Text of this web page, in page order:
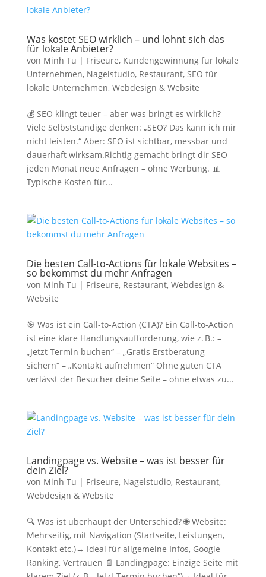
Was kostet SEO wirklich – und lohnt sich das
für lokale Anbieter?
von Minh Tu | Friseure, Kundengewinnung für lokale
Unternehmen, Nagelstudio, Restaurant, SEO für
lokale Unternehmen, Webdesign & Website
💰 SEO klingt teuer – aber was bringt es wirklich?
Viele Selbstständige denken: „SEO? Das kann ich mir
nicht leisten.“ Aber: SEO ist sichtbar, messbar und
dauerhaft wirksam.Richtig gemacht bringt dir SEO
jeden Monat neue Anfragen – ohne Werbung. 📊
Typische Kosten für...
Die besten Call-to-Actions für lokale Websites –
so bekommst du mehr Anfragen
von Minh Tu | Friseure, Restaurant, Webdesign &
Website
🎯 Was ist ein Call-to-Action (CTA)? Ein Call-to-Action
ist eine klare Handlungsaufforderung, wie z. B.: –
„Jetzt Termin buchen“ – „Gratis Erstberatung
sichern“ – „Kontakt aufnehmen“ Ohne guten CTA
verlässt der Besucher deine Seite – ohne etwas zu...
Landingpage vs. Website – was ist besser für
dein Ziel?
von Minh Tu | Friseure, Nagelstudio, Restaurant,
Webdesign & Website
🔍 Was ist überhaupt der Unterschied? 🌐 Website:
Mehrseitig, mit Navigation (Startseite, Leistungen,
Kontakt etc.)→ Ideal für allgemeine Infos, Google
Ranking, Vertrauen 📄 Landingpage: Einzige Seite mit